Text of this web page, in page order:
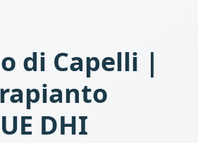
di Capelli |
DHI